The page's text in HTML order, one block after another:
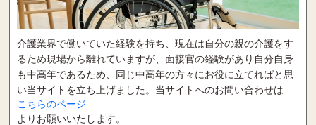
介護業界で働いていた経験を持ち、現在は自分の親の介護をす
るため現場から離れていますが、面接官の経験があり自分自身
も中高年であるため、同じ中高年の方々にお役に立てればと思
い当サイトを立ち上げました。当サイトへのお問い合わせは
こちらのページ
よりお願いいたします。